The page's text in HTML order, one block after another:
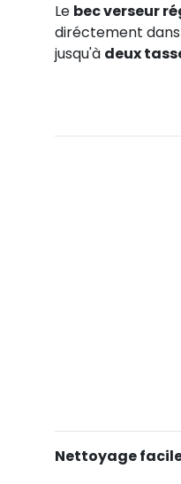
Le bec verseur
diréctement
jusqu'à deux
Nettoyage